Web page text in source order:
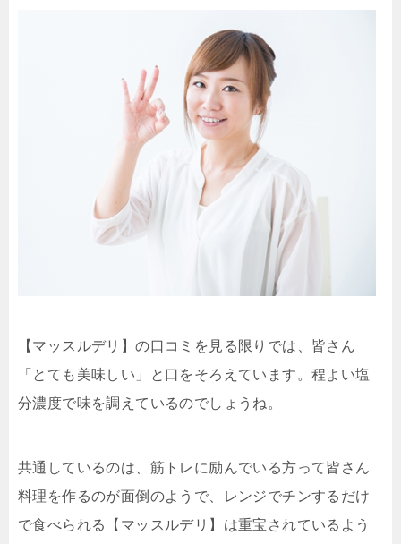
【マッスルデリ】の口コミを見る限りでは、皆さん
「とても美味しい」と口をそろえています。程よい塩
分濃度で味を調えているのでしょうね。
共通しているのは、筋トレに励んでいる方って皆さん
料理を作るのが面倒のようで、レンジでチンするだけ
で食べられる【マッスルデリ】は重宝されているよう